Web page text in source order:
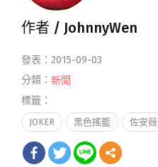
作者 / JohnnyWen
發表：2015-09-03
分類： 新聞
標籤：
JOKER 黑色搖籃 佐安薇